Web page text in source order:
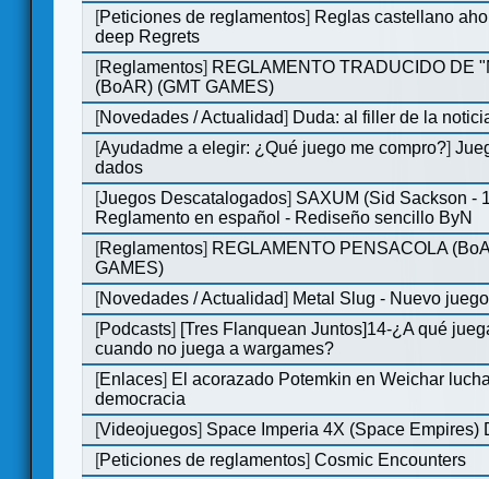
[Peticiones de reglamentos] Reglas castellano
deep Regrets
[Reglamentos] REGLAMENTO TRADUCIDO DE
(BoAR) (GMT GAMES)
[Novedades / Actualidad] Duda: al filler de la
[Ayudadme a elegir: ¿Qué juego me compro?]
dados
[Juegos Descatalogados] SAXUM (Sid Sackson -
Reglamento en español - Rediseño sencillo ByN
[Reglamentos] REGLAMENTO PENSACOLA
GAMES)
[Novedades / Actualidad] Metal Slug - Nuevo
[Podcasts] [Tres Flanquean Juntos]14-¿A qué
cuando no juega a wargames?
[Enlaces] El acorazado Potemkin en Weichar
democracia
[Videojuegos] Space Imperia 4X (Space Empires)
[Peticiones de reglamentos]Cosmic Encounters